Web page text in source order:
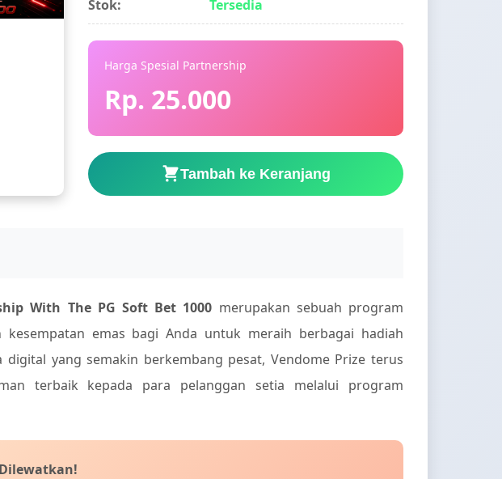
Stok: Tersedia
Harga Spesial Partnership
Rp. 25.000
Tambah ke Keranjang
With The PG Soft Bet 1000 merupakan sebuah program
emas bagi Anda untuk meraih berbagai hadiah
yang semakin berkembang pesat, Vendome Prize terus
terbaik kepada para pelanggan setia melalui program